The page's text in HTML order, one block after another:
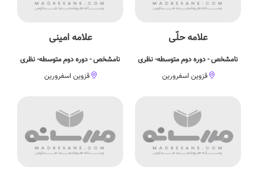
علامه حلّی
نامشخص - دوره دوم متوسطه- نظری
قزوین اسفرورین
علامه امینی
نامشخص - دوره دوم متوسطه- نظری
قزوین اسفرورین